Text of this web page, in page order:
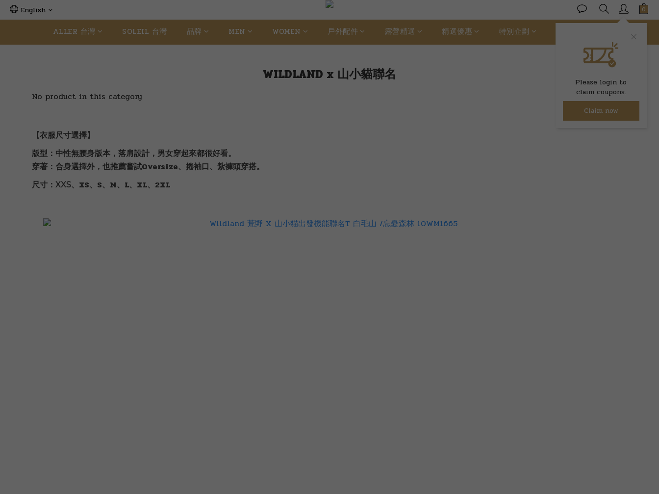
English
Please login to
claim coupons.
Claim now
ALLER 台灣 SOLEIL 台灣 品牌 MEN WOMEN 戶外配件 露營精選 精選優惠 特別企劃
WILDLAND x 山小貓聯名
No product in this category
【衣服尺寸選擇】
版型：中性無腰身版本，落肩設計，男女穿起來都很好看。
穿著：合身選擇外，也推薦嘗試Oversize、捲袖口、紮褲頭穿搭。
尺寸： XXS、 XS、S、M、L、XL、2XL